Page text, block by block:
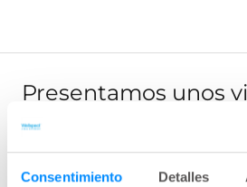
Consentimiento Detalles
Presentamos unos
responden a las
frecuentes de las